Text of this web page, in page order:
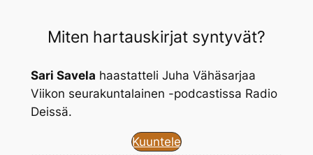
Miten hartauskirjat syntyvät?
Sari Savela haastatteli Juha Vähäsarjaa
Viikon seurakuntalainen -podcastissa Radio
Deissä.
Kuuntele